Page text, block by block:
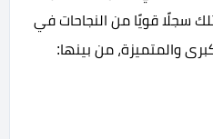
سجلًا قويًا من النجاحات في
والمتميزة، من بينها: